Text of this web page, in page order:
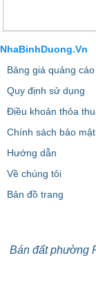
NhaBinhDuong.Vn
Bảng giá quảng cáo
Quy định sử dụng
Điều khoản thỏa
Chính sách bảo mật
Hướng dẫn
Về chúng tôi
Bản đồ trang
Bán đất phường